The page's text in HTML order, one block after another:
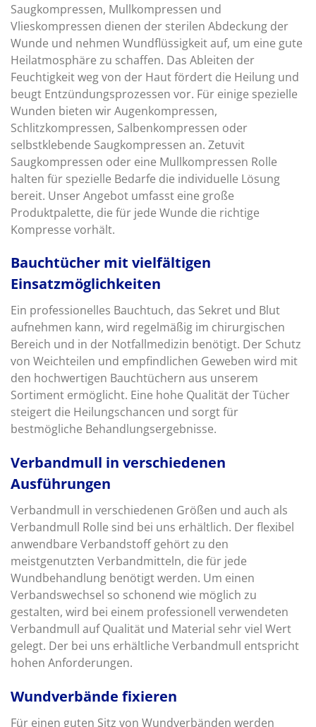
Saugkompressen, Mullkompressen und
Vlieskompressen dienen der sterilen Abdeckung der
Wunde und nehmen Wundflüssigkeit auf, um eine gute
Heilatmosphäre zu schaffen. Das Ableiten der
Feuchtigkeit weg von der Haut fördert die Heilung und
beugt Entzündungsprozessen vor. Für einige spezielle
Wunden bieten wir Augenkompressen,
Schlitzkompressen, Salbenkompressen oder
selbstklebende Saugkompressen an. Zetuvit
Saugkompressen oder eine Mullkompressen Rolle
halten für spezielle Bedarfe die individuelle Lösung
bereit. Unser Angebot umfasst eine große
Produktpalette, die für jede Wunde die richtige
Kompresse vorhält.
Bauchtücher mit vielfältigen
Einsatzmöglichkeiten
Ein professionelles Bauchtuch, das Sekret und Blut
aufnehmen kann, wird regelmäßig im chirurgischen
Bereich und in der Notfallmedizin benötigt. Der Schutz
von Weichteilen und empfindlichen Geweben wird mit
den hochwertigen Bauchtüchern aus unserem
Sortiment ermöglicht. Eine hohe Qualität der Tücher
steigert die Heilungschancen und sorgt für
bestmögliche Behandlungsergebnisse.
Verbandmull in verschiedenen
Ausführungen
Verbandmull in verschiedenen Größen und auch als
Verbandmull Rolle sind bei uns erhältlich. Der flexibel
anwendbare Verbandstoff gehört zu den
meistgenutzten Verbandmitteln, die für jede
Wundbehandlung benötigt werden. Um einen
Verbandswechsel so schonend wie möglich zu
gestalten, wird bei einem professionell verwendeten
Verbandmull auf Qualität und Material sehr viel Wert
gelegt. Der bei uns erhältliche Verbandmull entspricht
hohen Anforderungen.
Wundverbände fixieren
Für einen guten Sitz von Wundverbänden werden